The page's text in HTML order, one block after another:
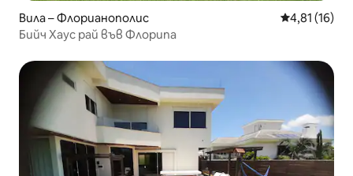
Вила – Флорианополис Средна
4,81 (16)
Бийч Хаус рай във Флорипа